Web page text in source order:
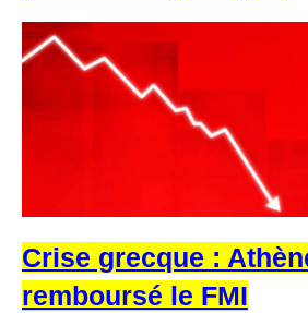
Crise grecque :
remboursé le FMI